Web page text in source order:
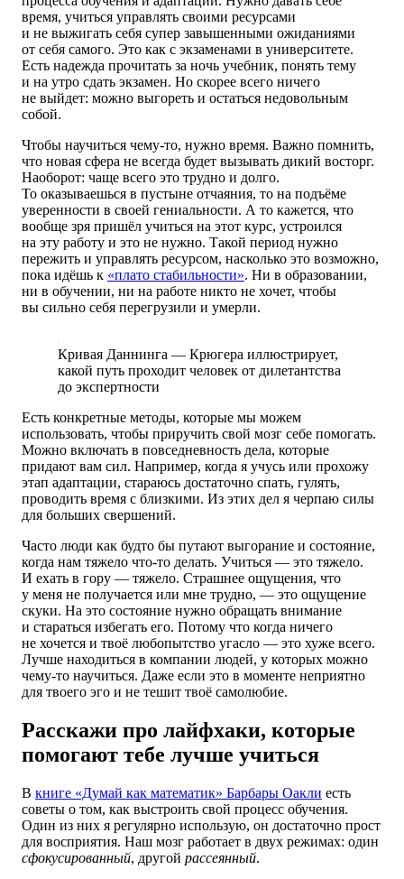
время, учиться управлять своими ресурсами
и не выжигать себя супер завышенными ожиданиями
от себя самого. Это как с экзаменами в университете.
Есть надежда прочитать за ночь учебник, понять тему
и на утро сдать экзамен. Но скорее всего ничего
не выйдет: можно выгореть и остаться недовольным
собой.
Чтобы научиться чему-то, нужно время. Важно помнить,
что новая сфера не всегда будет вызывать дикий восторг.
Наоборот: чаще всего это трудно и долго.
То оказываешься в пустыне отчаяния, то на подъёме
уверенности в своей гениальности. А то кажется, что
вообще зря пришёл учиться на этот курс, устроился
на эту работу и это не нужно. Такой период нужно
пережить и управлять ресурсом, насколько это возможно,
пока идёшь к «плато стабильности». Ни в образовании,
ни в обучении, ни на работе никто не хочет, чтобы
вы сильно себя перегрузили и умерли.
Кривая Даннинга — Крюгера иллюстрирует,
какой путь проходит человек от дилетантства
до экспертности
Есть конкретные методы, которые мы можем
использовать, чтобы приручить свой мозг себе помогать.
Можно включать в повседневность дела, которые
придают вам сил. Например, когда я учусь или прохожу
этап адаптации, стараюсь достаточно спать, гулять,
проводить время с близкими. Из этих дел я черпаю силы
для больших свершений.
Часто люди как будто бы путают выгорание и состояние,
когда нам тяжело что-то делать. Учиться ― это тяжело.
И ехать в гору ― тяжело. Страшнее ощущения, что
у меня не получается или мне трудно, ― это ощущение
скуки. На это состояние нужно обращать внимание
и стараться избегать его. Потому что когда ничего
не хочется и твоё любопытство угасло — это хуже всего.
Лучше находиться в компании людей, у которых можно
чему-то научиться. Даже если это в моменте неприятно
для твоего эго и не тешит твоё самолюбие.
Расскажи про лайфхаки, которые
помогают тебе лучше учиться
В книге «Думай как математик» Барбары Оакли есть
советы о том, как выстроить свой процесс обучения.
Один из них я регулярно использую, он достаточно прост
для восприятия. Наш мозг работает в двух режимах: один
сфокусированный, другой рассеянный.